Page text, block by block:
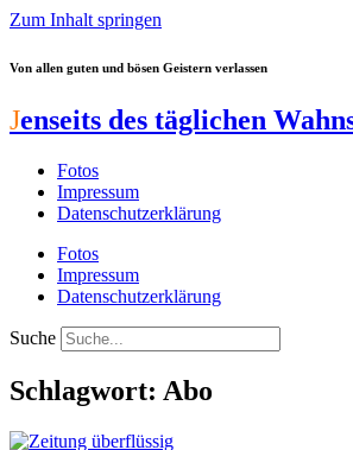
Zum Inhalt springen
Von allen guten und bösen Geistern verlassen
Jenseits des täglichen
Fotos
Impressum
Datenschutzerklärung
Fotos
Impressum
Datenschutzerklärung
Suche
Schlagwort: Abo